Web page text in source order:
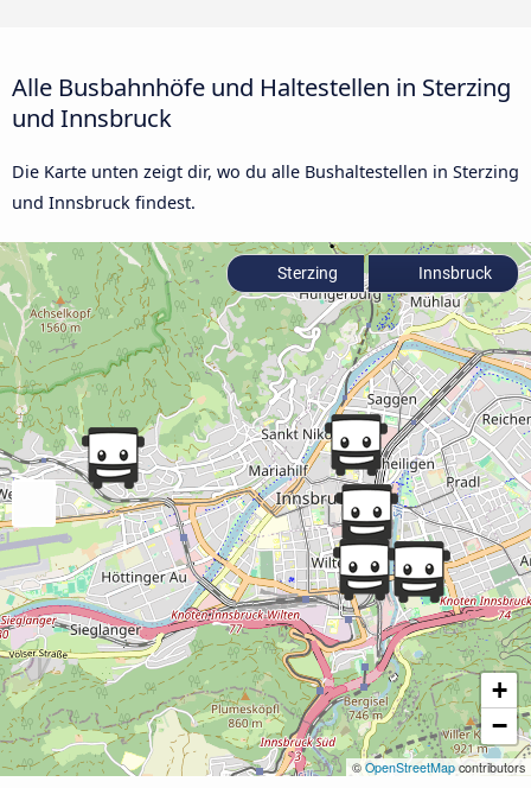
Alle Busbahnhöfe und Haltestellen in Sterzing
und Innsbruck
Die Karte unten zeigt dir, wo du alle Bushaltestellen in Sterzing
und Innsbruck findest.
+
−
© OpenStreetMap contributors
Sterzing Innsbruck